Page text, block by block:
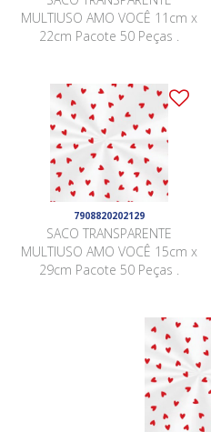
MULTIUSO AMO VOCÊ 11cm x
22cm Pacote 50 Peças .
7908820202129
SACO TRANSPARENTE
MULTIUSO AMO VOCÊ 15cm x
29cm Pacote 50 Peças .